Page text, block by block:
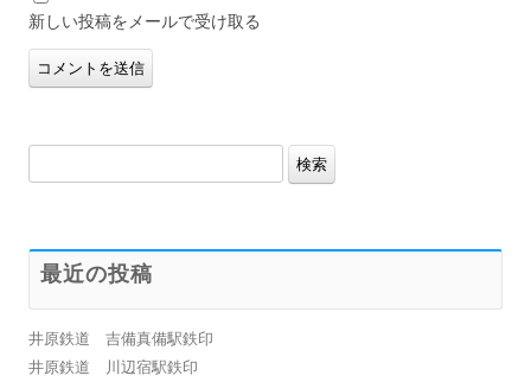
新しい投稿をメールで受け取る
索:
最近の投稿
井原鉄道 吉備真備駅鉄印
井原鉄道 川辺宿駅鉄印